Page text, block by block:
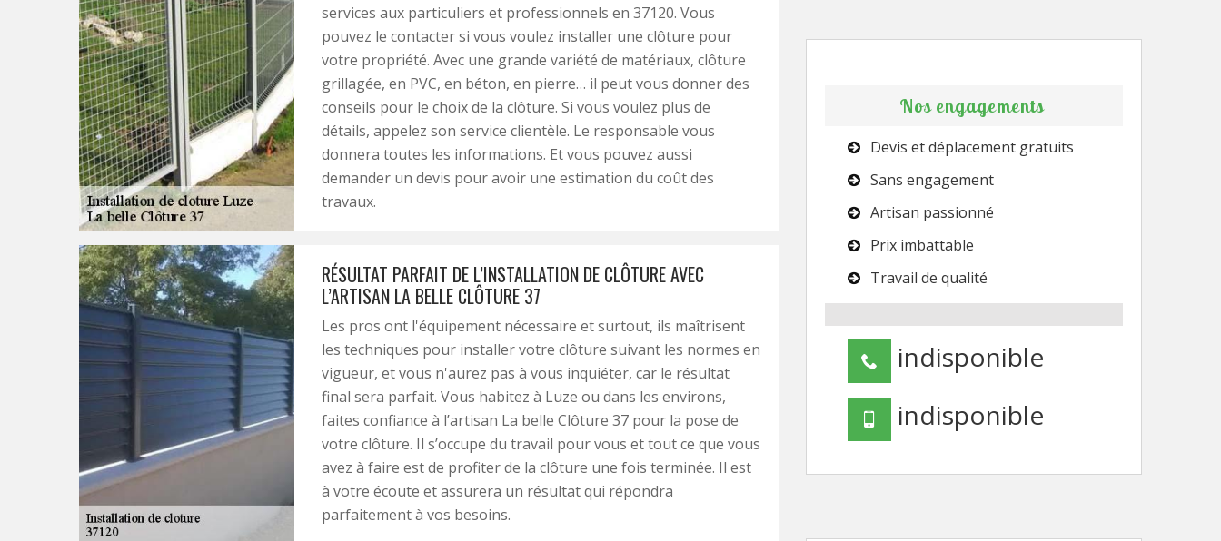
services aux particuliers et professionnels en 37120. Vous
pouvez le contacter si vous voulez installer une clôture pour
votre propriété. Avec une grande variété de matériaux, clôture
grillagée, en PVC, en béton, en pierre… il peut vous donner des
conseils pour le choix de la clôture. Si vous voulez plus de
détails, appelez son service clientèle. Le responsable vous
donnera toutes les informations. Et vous pouvez aussi
demander un devis pour avoir une estimation du coût des
travaux.
RÉSULTAT PARFAIT DE L’INSTALLATION DE CLÔTURE AVEC
L’ARTISAN LA BELLE CLÔTURE 37
Les pros ont l'équipement nécessaire et surtout, ils maîtrisent
les techniques pour installer votre clôture suivant les normes en
vigueur, et vous n'aurez pas à vous inquiéter, car le résultat
final sera parfait. Vous habitez à Luze ou dans les environs,
faites confiance à l’artisan La belle Clôture 37 pour la pose de
votre clôture. Il s’occupe du travail pour vous et tout ce que vous
avez à faire est de profiter de la clôture une fois terminée. Il est
à votre écoute et assurera un résultat qui répondra
parfaitement à vos besoins.
Nos engagements
Devis et déplacement gratuits
Sans engagement
Artisan passionné
Prix imbattable
Travail de qualité
indisponible
indisponible